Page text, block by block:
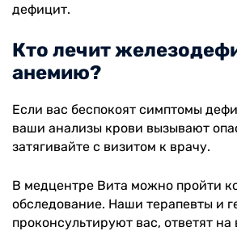
дефицит.
Кто лечит
анемию?
Если вас беспокоят симптомы
ваши анализы крови вызывают
затягивайте с визитом к врачу.
В медцентре Вита можно пройти
обследование. Наши терапевты и
проконсультируют вас, ответят на